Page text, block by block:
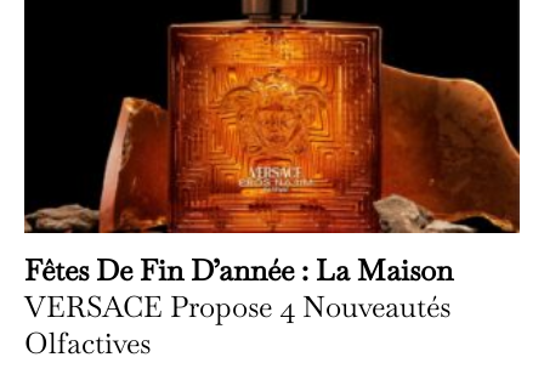
Fêtes De Fin D’année : La Maison
VERSACE Propose 4 Nouveautés
Olfactives